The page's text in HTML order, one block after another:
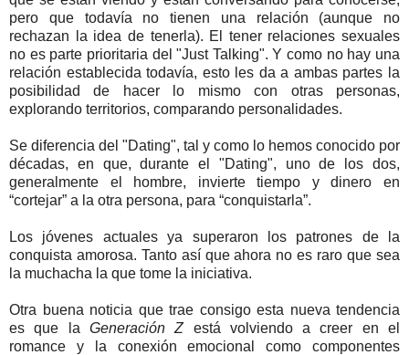
pero que todavía no tienen una relación (aunque no
rechazan la idea de tenerla). El tener relaciones sexuales
no es parte prioritaria del "Just Talking". Y como no hay una
relación establecida todavía, esto les da a ambas partes la
posibilidad de hacer lo mismo con otras personas,
explorando territorios, comparando personalidades.
Se diferencia del "Dating", tal y como lo hemos conocido por
décadas, en que, durante el "Dating", uno de los dos,
generalmente el hombre, invierte tiempo y dinero en
“cortejar” a la otra persona, para “conquistarla”.
Los jóvenes actuales ya superaron los patrones de la
conquista amorosa. Tanto así que ahora no es raro que sea
la muchacha la que tome la iniciativa.
Otra buena noticia que trae consigo esta nueva tendencia
es que la Generación Zestá volviendo a creer en el
romance y la conexión emocional como componentes